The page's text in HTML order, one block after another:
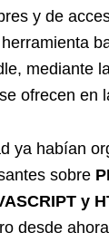
y de
mediante
ofrecen en
ya habían
sobre
y
desde